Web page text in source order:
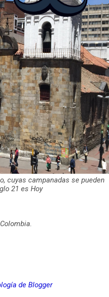
cuyas campanadas se pueden
21 es Hoy
de Blogger